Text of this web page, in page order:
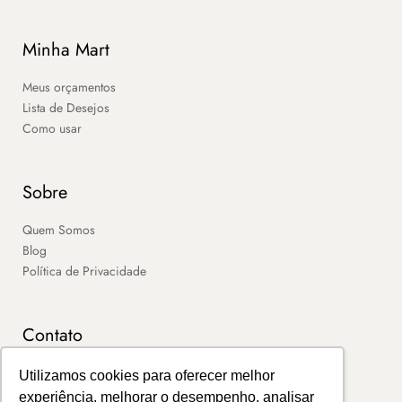
Utilizamos cookies para oferecer melhor
experiência, melhorar o desempenho, analisar
Minha Mart
Meus orçamentos
Lista de Desejos
Como usar
Sobre
Quem Somos
Blog
Política de Privacidade
Contato
SAC
Contato